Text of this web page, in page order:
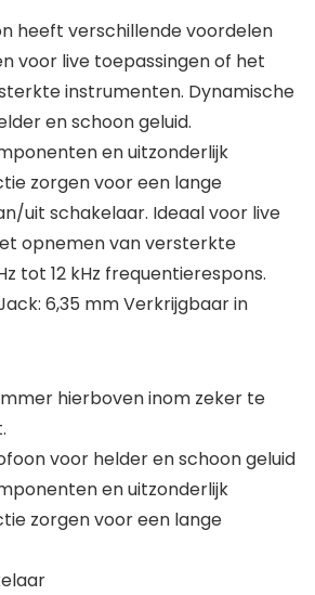
heeft verschillende voordelen
voor live toepassingen of het
instrumenten. Dynamische
en schoon geluid.
en uitzonderlijk
zorgen voor een lange
uit schakelaar. Ideaal voor live
opnemen van versterkte
tot 12 kHz frequentierespons.
6,35 mm Verkrijgbaar in
hierboven inom zeker te
voor helder en schoon geluid
en uitzonderlijk
zorgen voor een lange